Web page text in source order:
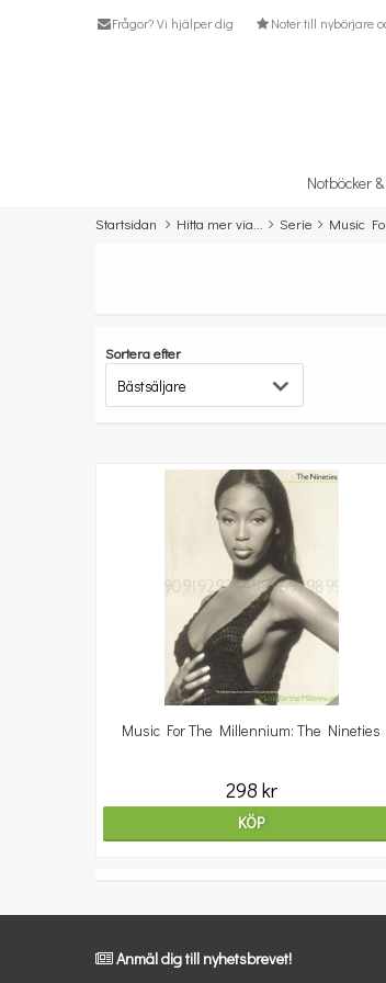
Frågor? Vi hjälper dig Noter till nybörjare
Notböcker
Startsidan Hitta mer via... Serie Music
Sortera efter
Music For The Millennium: The Nineties
298 kr
KÖP
Anmäl dig till nyhetsbrevet!